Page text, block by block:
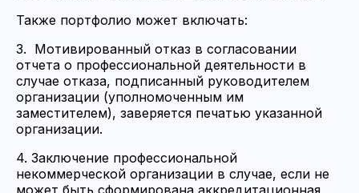
Также портфолио может включать:
3. Мотивированный отказ в согласовании
отчета о профессиональной деятельности в
случае отказа, подписанный руководителем
организации (уполномоченным им
заместителем), заверяется печатью указанной
организации.
4. Заключение профессиональной
некоммерческой организации в случае, если не
может быть сформирована аккредитационная